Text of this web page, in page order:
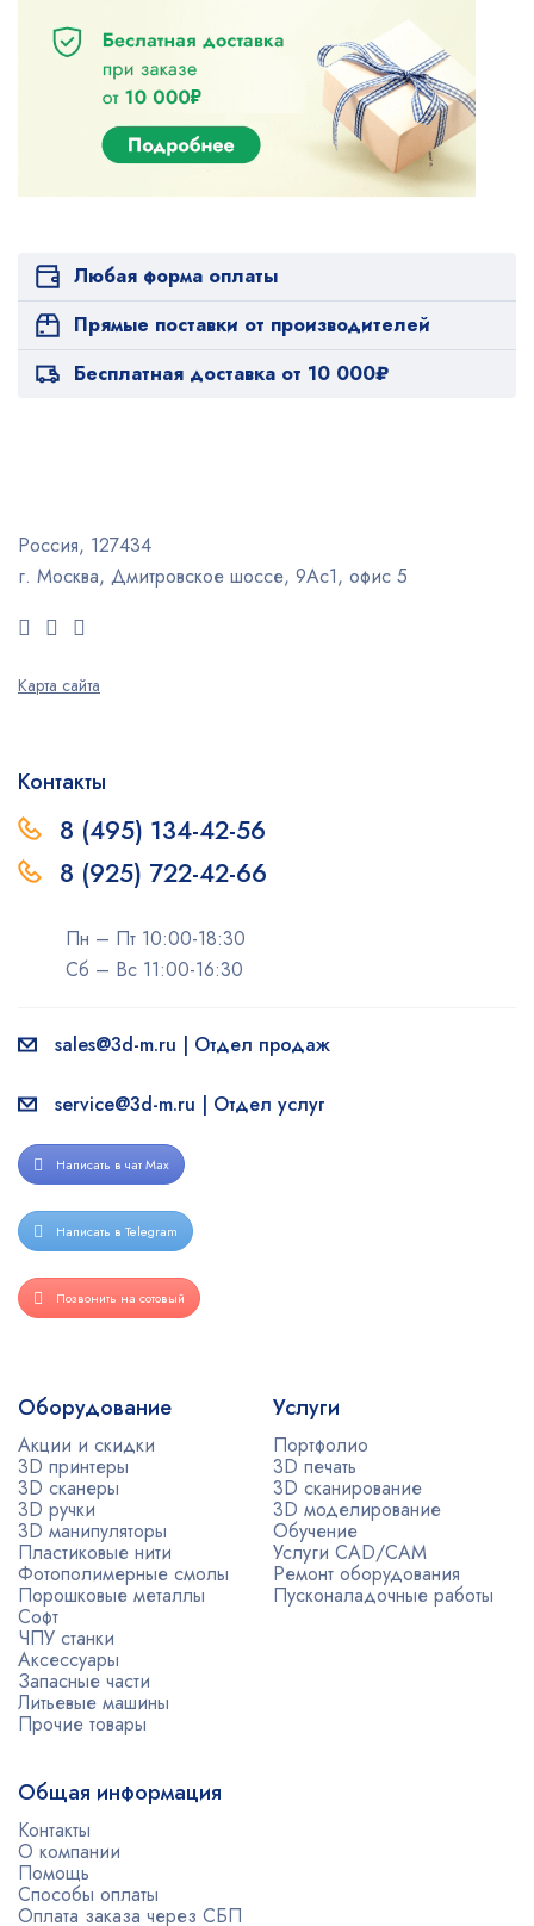
Любая форма оплаты
Прямые поставки от производителей
Бесплатная доставка от 10 000₽
Россия, 127434
г. Москва, Дмитровское шоссе, 9Ас1, офис 5
Карта сайта
Контакты
8 (495) 134-42-56
8 (925) 722-42-66
Пн – Пт 10:00-18:30
Сб – Вс 11:00-16:30
sales@3d-m.ru | Отдел продаж
service@3d-m.ru | Отдел услуг
Написать в чат Max
Написать в Telegram
Позвонить на сотовый
Оборудование
Акции и скидки
3D принтеры
3D сканеры
3D ручки
3D манипуляторы
Пластиковые нити
Фотополимерные смолы
Порошковые металлы
Софт
ЧПУ станки
Аксессуары
Запасные части
Литьевые машины
Прочие товары
Услуги
Портфолио
3D печать
3D сканирование
3D моделирование
Обучение
Услуги CAD/CAM
Ремонт оборудования
Пусконаладочные работы
Общая информация
Контакты
О компании
Помощь
Способы оплаты
Оплата заказа через СБП